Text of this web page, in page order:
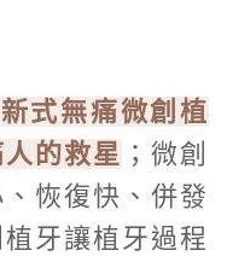
式無痛微創植
的救星 ；微創
恢復快、併發
牙讓植牙過程